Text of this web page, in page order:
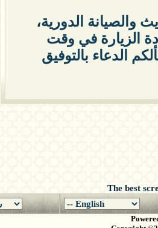
والصيانة الدورية،
الزيارة في وقت
الدعاء بالتوفيق
The best